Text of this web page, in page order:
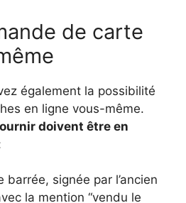
de carte
également la possibilité
en ligne vous-même.
doivent être en
barrée, signée par l’ancien
la mention “vendu le